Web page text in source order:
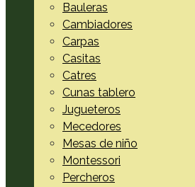
Bauleras
Cambiadores
Carpas
Casitas
Catres
Cunas tablero
Jugueteros
Mecedores
Mesas de niño
Montessori
Percheros